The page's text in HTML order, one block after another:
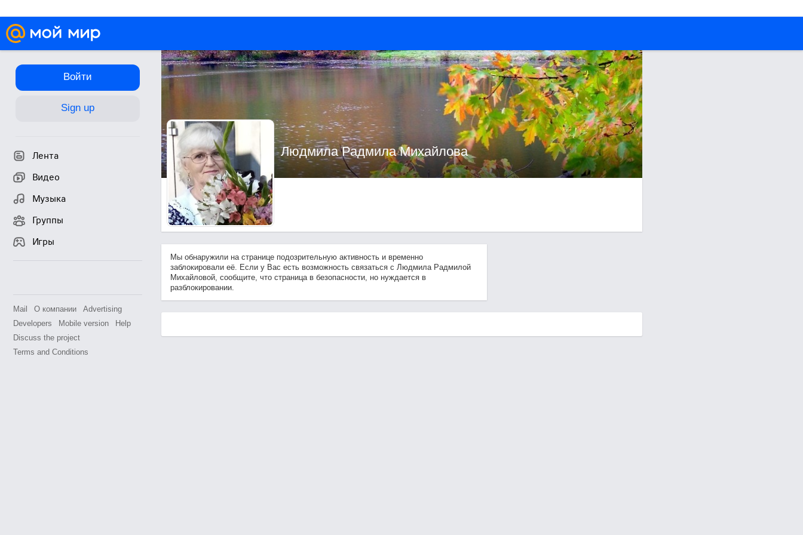
Войти
Sign up
Лента
Видео
Музыка
Группы
Игры
Mail О компании
Advertising
Developers
Mobile version
Help
Discuss the project
Terms and Conditions
Людмила Радмила Михайлова
Мы обнаружили на странице подозрительную активность и временно
заблокировали её. Если у Вас есть возможность связаться с Людмила Радмилой
Михайловой, сообщите, что страница в безопасности, но нуждается в
разблокировании.